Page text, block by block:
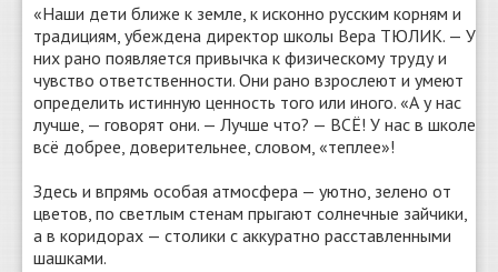
«Наши дети ближе к земле, к исконно русским корням и
традициям, убеждена директор школы Вера ТЮЛИК. — У
них рано появляется привычка к физическому труду и
чувство ответственности. Они рано взрослеют и умеют
определить истинную ценность того или иного. «А у нас
лучше, — говорят они. — Лучше что? — ВСЁ! У нас в школе
всё добрее, доверительнее, словом, «теплее»!
Здесь и впрямь особая атмосфера — уютно, зелено от
цветов, по светлым стенам прыгают солнечные зайчики,
а в коридорах — столики с аккуратно расставленными
шашками.